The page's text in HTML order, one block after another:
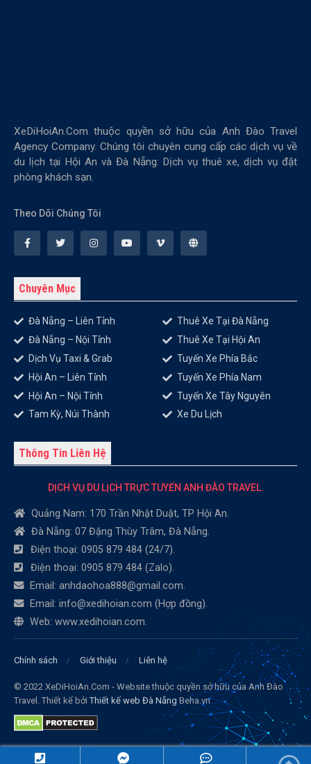
XeDiHoiAn.Com thuộc quyền sở hữu của Anh Đào Travel
Agency Company. Chúng tôi chuyên cung cấp các dịch vụ về
du lịch tại Hội An và Đà Nẵng: Dịch vụ thuê xe, dịch vụ đặt
phòng khách sạn.
Theo Dõi Chúng Tôi
Chuyên Mục
Đà Nẵng – Liên Tỉnh
Đà Nẵng – Nội Tỉnh
Dịch Vụ Taxi & Grab
Hội An – Liên Tỉnh
Hội An – Nội Tỉnh
Tam Kỳ, Núi Thành
Thuê Xe Tại Đà Nẵng
Thuê Xe Tại Hội An
Tuyến Xe Phía Bắc
Tuyến Xe Phía Nam
Tuyến Xe Tây Nguyên
Xe Du Lịch
Thông Tin Liên Hệ
DỊCH VỤ DU LỊCH TRỰC TUYẾN ANH ĐÀO TRAVEL.
Quảng Nam: 170 Trần Nhật Duật, TP Hội An.
Đà Nẵng: 07 Đặng Thùy Trâm, Đà Nẵng.
Điện thoại: 0905 879 484 (24/7).
Điện thoại: 0905 879 484 (Zalo).
Email: anhdaohoa888@gmail.com.
Email: info@xedihoian.com (Hợp đồng).
Web: www.xedihoian.com.
Chính sách Giới thiệu Liên hệ
© 2022 XeDiHoiAn.Com - Website thuộc quyền sở hữu của Anh Đào
Travel. Thiết kế bởiThiết kế web Đà Nẵng Beha.vn